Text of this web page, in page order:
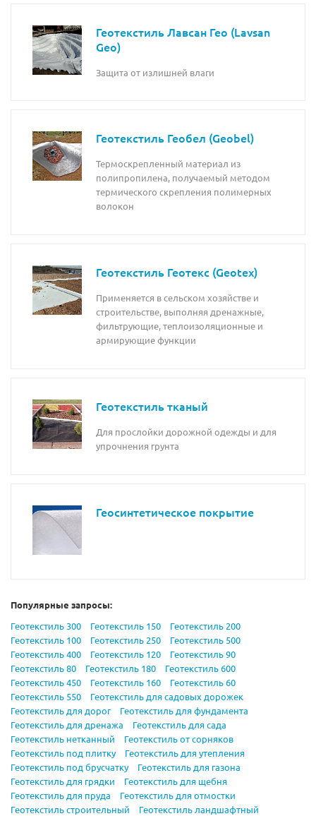
Геотекстиль Лавсан Гео (Lavsan
Geo)
Защита от излишней влаги
Геотекстиль Геобел (Geobel)
Термоскрепленный материал из
полипропилена, получаемый методом
термического скрепления полимерных
волокон
Геотекстиль Геотекс (Geotex)
Применяется в сельском хозяйстве и
строительстве, выполняя дренажные,
фильтрующие, теплоизоляционные и
армирующие функции
Геотекстиль тканый
Для прослойки дорожной одежды и для
упрочнения грунта
Геосинтетическое покрытие
Популярные запросы:
Геотекстиль 300
Геотекстиль 150
Геотекстиль 200
Геотекстиль 100
Геотекстиль 250
Геотекстиль 500
Геотекстиль 400
Геотекстиль 120
Геотекстиль 90
Геотекстиль 80
Геотекстиль 180
Геотекстиль 600
Геотекстиль 450
Геотекстиль 160
Геотекстиль 60
Геотекстиль 550
Геотекстиль для садовых дорожек
Геотекстиль для дорог
Геотекстиль для фундамента
Геотекстиль для дренажа
Геотекстиль для сада
Геотекстиль нетканный
Геотекстиль от сорняков
Геотекстиль под плитку
Геотекстиль для утепления
Геотекстиль под брусчатку
Геотекстиль для газона
Геотекстиль для грядки
Геотекстиль для щебня
Геотекстиль для пруда
Геотекстиль для отмостки
Геотекстиль строительный
Геотекстиль ландшафтный